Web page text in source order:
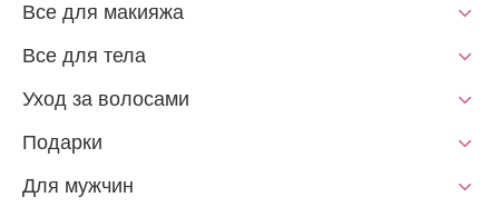
Все для макияжа
Все для тела
Уход за волосами
Подарки
Для мужчин